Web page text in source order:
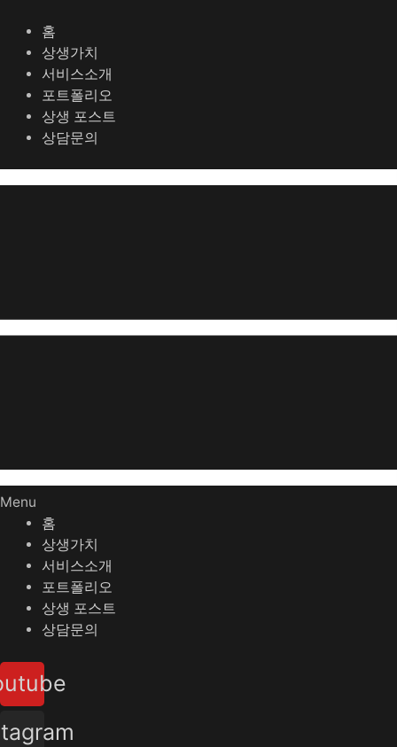
홈
상생가치
서비스소개
포트폴리오
상생 포스트
상담문의
Menu
홈
상생가치
서비스소개
포트폴리오
상생 포스트
상담문의